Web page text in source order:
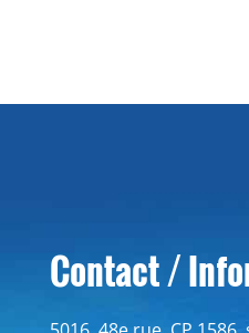
Contact /